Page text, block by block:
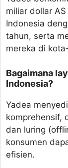
miliar dollar
Indonesia
tahun, serta
mereka di
Bagaimana
Indonesia?
Yadea
komprehensif,
dan luring
konsumen
efisien.